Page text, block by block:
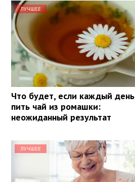
ЛУЧШЕЕ
Что будет, если каждый день
пить чай из ромашки:
неожиданный результат
ЛУЧШЕЕ